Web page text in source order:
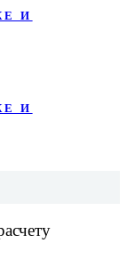
И
И